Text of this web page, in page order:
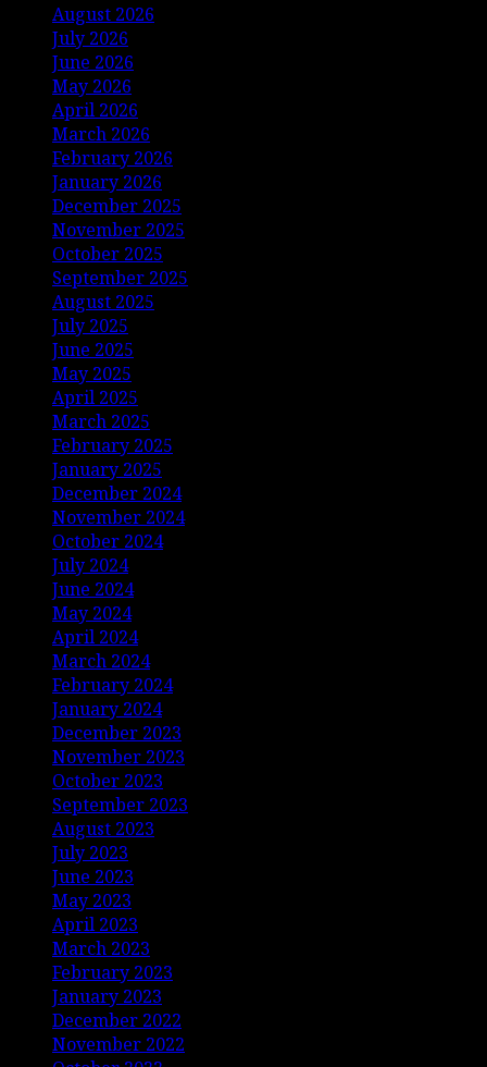
August 2026
July 2026
June 2026
May 2026
April 2026
March 2026
February 2026
January 2026
December 2025
November 2025
October 2025
September 2025
August 2025
July 2025
June 2025
May 2025
April 2025
March 2025
February 2025
January 2025
December 2024
November 2024
October 2024
July 2024
June 2024
May 2024
April 2024
March 2024
February 2024
January 2024
December 2023
November 2023
October 2023
September 2023
August 2023
July 2023
June 2023
May 2023
April 2023
March 2023
February 2023
January 2023
December 2022
November 2022